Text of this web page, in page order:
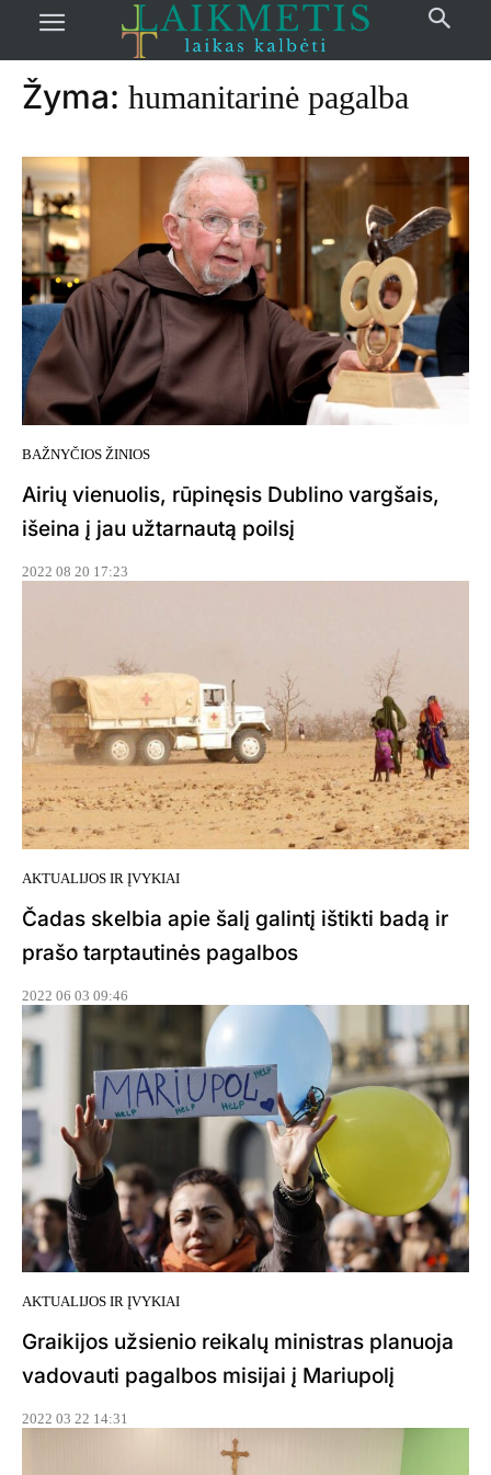
žymos Humanitarinė pagalba
Žyma: humanitarinė pagalba
BAŽNYČIOS ŽINIOS
Airių vienuolis, rūpinęsis Dublino vargšais,
išeina į jau užtarnautą poilsį
2022 08 20 17:23
AKTUALIJOS IR ĮVYKIAI
Čadas skelbia apie šalį galintį ištikti badą ir
prašo tarptautinės pagalbos
2022 06 03 09:46
AKTUALIJOS IR ĮVYKIAI
Graikijos užsienio reikalų ministras planuoja
vadovauti pagalbos misijai į Mariupolį
2022 03 22 14:31